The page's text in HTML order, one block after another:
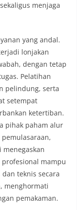
menjaga
yang andal.
lonjakan
dengan tetap
Pelatihan
pelindung, serta
setempat
ketertiban.
pihak paham alur
profesional mampu
teknis secara
menghormati
pemakaman.